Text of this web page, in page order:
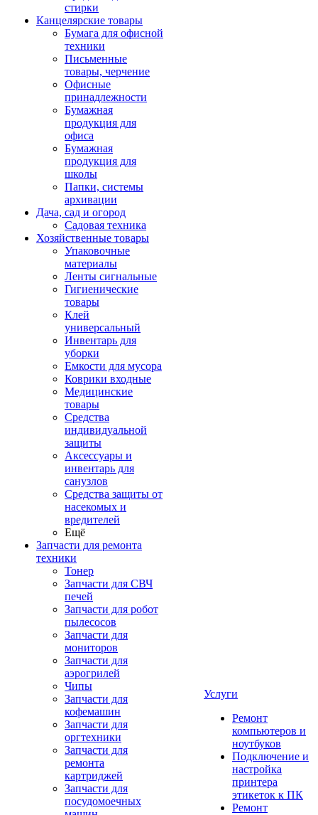
стирки
Канцелярские товары
Бумага для офисной
техники
Письменные
товары, черчение
Офисные
принадлежности
Бумажная
продукция для
офиса
Бумажная
продукция для
школы
Папки, системы
архивации
Дача, сад и огород
Садовая техника
Хозяйственные товары
Упаковочные
материалы
Ленты сигнальные
Гигиенические
товары
Клей
универсальный
Инвентарь для
уборки
Емкости для мусора
Коврики входные
Медицинские
товары
Средства
индивидуальной
защиты
Аксессуары и
инвентарь для
санузлов
Средства защиты от
насекомых и
вредителей
Ещё
Запчасти для ремонта
техники
Тонер
Запчасти для СВЧ
печей
Запчасти для робот
пылесосов
Запчасти для
мониторов
Запчасти для
аэрогрилей
Чипы
Запчасти для
кофемашин
Запчасти для
оргтехники
Запчасти для
ремонта
картриджей
Запчасти для
посудомоечных
Услуги
Ремонт
компьютеров и
ноутбуков
Подключение и
настройка
принтера
этикеток к ПК
Ремонт